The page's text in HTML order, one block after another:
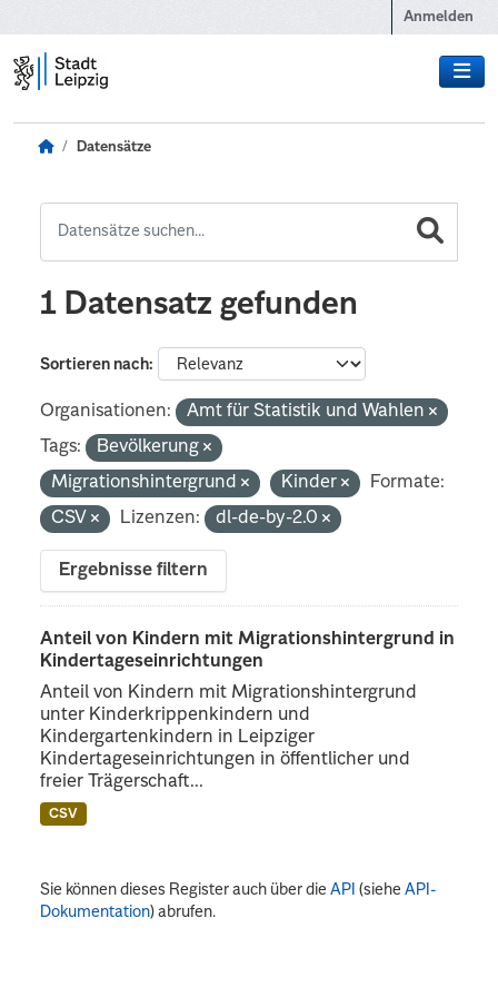
Anmelden
Datensätze
1 Datensatz gefunden
Sortieren nach
Organisationen:
Amt für Statistik und Wahlen
Tags:
Bevölkerung
Migrationshintergrund
Kinder
Formate:
CSV
Lizenzen: dl-de-by-2.0
Ergebnisse filtern
Anteil von Kindern mit Migrationshintergrund in
Kindertageseinrichtungen
Anteil von Kindern mit Migrationshintergrund
unter Kinderkrippenkindern und
Kindergartenkindern in Leipziger
Kindertageseinrichtungen in öffentlicher und
freier Trägerschaft...
CSV
Sie können dieses Register auch über dieAPI (sieheAPI-
Dokumentation) abrufen.